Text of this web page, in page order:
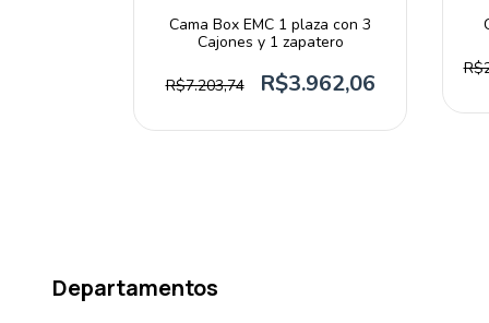
Cama Box EMC 1 plaza con 3
Cajones y 1 zapatero
R$7.203,74 R$3.962,06
Departamentos